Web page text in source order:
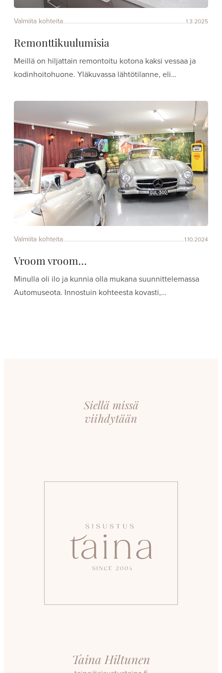
Valmiita kohteita 1.3.2025
Remonttikuulumisia
Meillä on hiljattain remontoitu kotona kaksi vessaa ja
kodinhoitohuone. Yläkuvassa lähtötilanne, eli…
Valmiita kohteita 1.10.2024
Vroom vroom…
Minulla oli ilo ja kunnia olla mukana suunnittelemassa
Automuseota. Innostuin kohteesta kovasti,…
Siellä missä
viihdytään
Taina Hiltunen